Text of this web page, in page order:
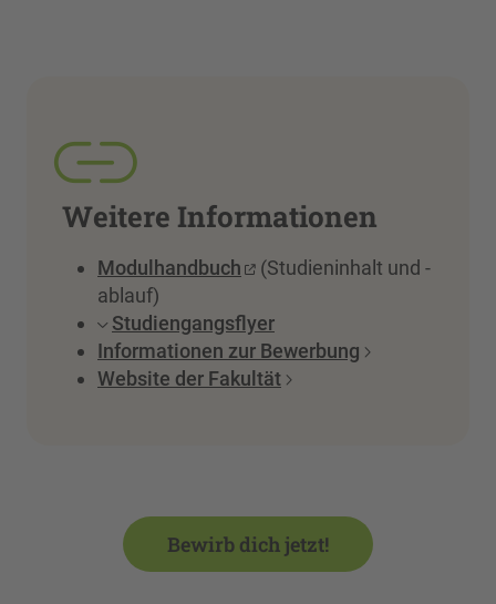
Weitere Informationen
Modulhandbuch
(Studieninhalt und -
ablauf)
Studiengangsflyer
Informationen zur Bewerbung
Website der Fakultät
Bewirb dich jetzt!